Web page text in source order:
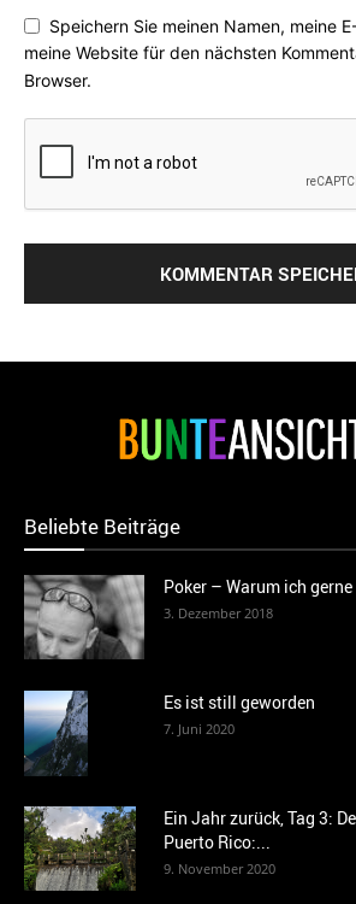
Speichern Sie meinen Namen, meine
meine Website für den nächsten
Browser.
Beliebte Beiträge
Poker – Warum ich
3. Dezember 2018
Es ist still geworden
7. Juni 2020
Ein Jahr zurück, Tag 3:
Puerto Rico:...
9. November 2020